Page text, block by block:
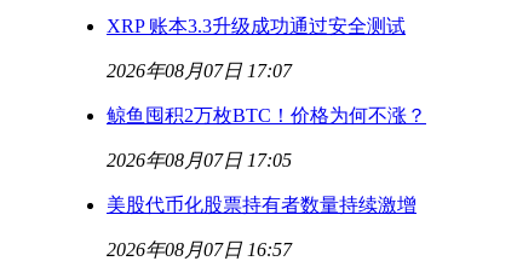
XRP 账本3.3升级成功通过安全测试
2026年08月07日 17:07
鲸鱼囤积2万枚BTC！价格为何不涨？
2026年08月07日 17:05
美股代币化股票持有者数量持续激增
2026年08月07日 16:57